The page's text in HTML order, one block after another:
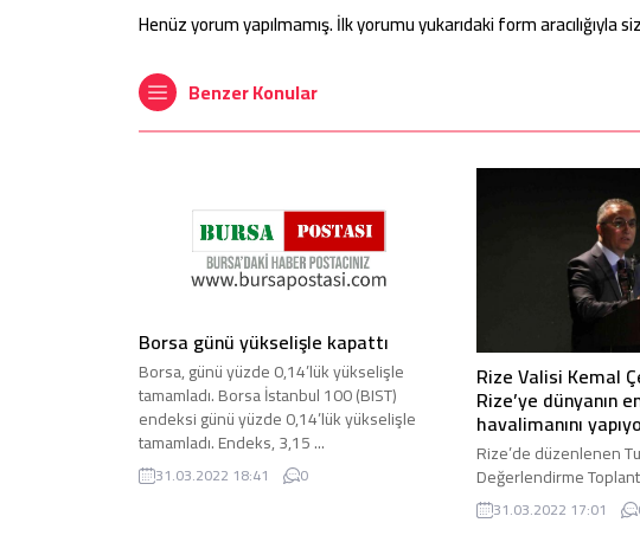
Henüz yorum yapılmamış. İlk yorumu yukarıdaki form aracılığıyla
Benzer Konular
Borsa günü yükselişle kapattı
Borsa, günü yüzde 0,14’lük yükselişle
tamamladı. Borsa İstanbul 100 (BIST)
endeksi günü yüzde 0,14’lük yükselişle
tamamladı. Endeks, 3,15 ...
31.03.2022 18:41 0
Rize Valisi Kemal
Rize’ye dünyanın
havalimanını
Rize’de düzenlenen
Değerlendirme
Rize Valisi Kemal Çeber,
turizmle direk ilgili.
31.03.2022 17:01